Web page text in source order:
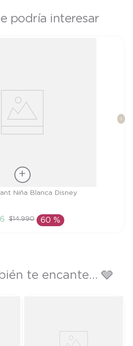
podría interesar
AL CARRITO
Niña Blanca Disney
$14.990 60 %
te encante... 🩶